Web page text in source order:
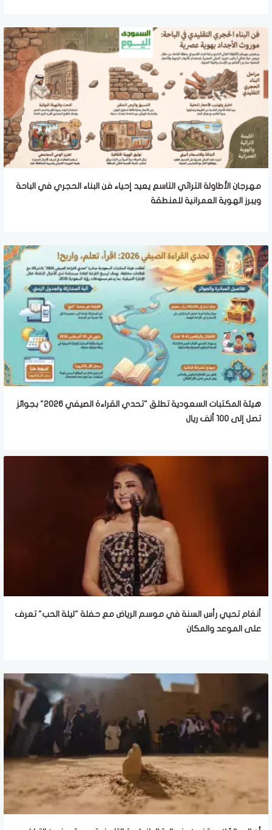
مهرجان الأطاولة التراثي التاسع يعيد إحياء فن البناء الحجري في الباحة
ويبرز الهوية العمرانية للمنطقة
هيئة المكتبات السعودية تطلق "تحدي القراءة الصيفي 2026" بجوائز
تصل إلى 100 ألف ريال
أنغام تحيي رأس السنة في موسم الرياض مع حفلة "ليلة الحب" تعرف
على الموعد والمكان